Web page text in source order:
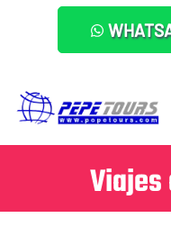
Viajes